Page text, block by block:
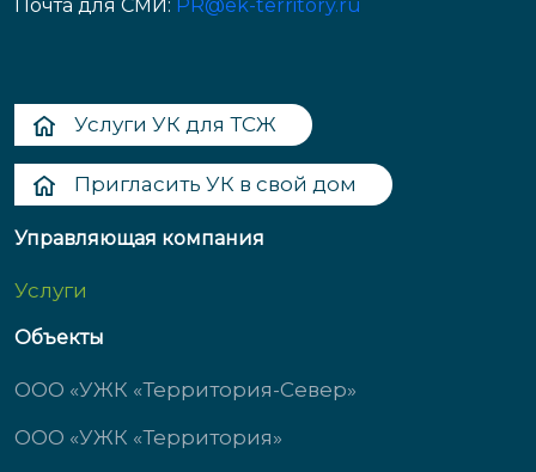
Почта для СМИ: PR@ek-territory.ru
Услуги УК для ТСЖ
Пригласить УК в свой дом
Управляющая компания
Услуги
Объекты
ООО «УЖК «Территория-Север»
ООО «УЖК «Территория»